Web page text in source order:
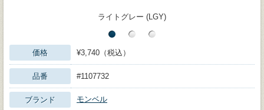
ライトグレー (LGY)
価格 ¥3,740（税込）
品番 #1107732
ブランド モンベル